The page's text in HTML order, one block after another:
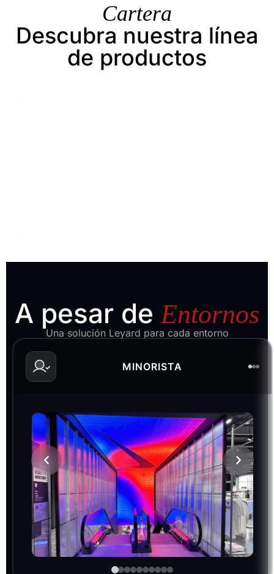
Cartera
Descubra nuestra línea
de productos
A pesar deEntornos
Una solución Leyard para cada entorno
MINORISTA